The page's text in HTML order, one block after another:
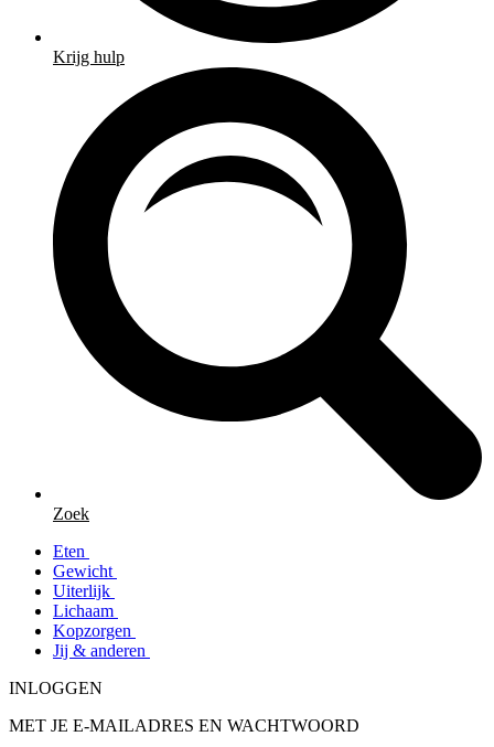
Krijg hulp
Zoek
Eten
Gewicht
Uiterlijk
Lichaam
Kopzorgen
Jij & anderen
INLOGGEN
MET JE E-MAILADRES EN WACHTWOORD